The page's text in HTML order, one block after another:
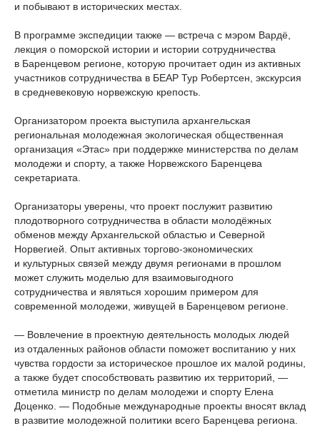
и побывают в исторических местах.
В программе экспедиции также — встреча с мэром Вардё,
лекция о поморской истории и истории сотрудничества
в Баренцевом регионе, которую прочитает один из активных
участников сотрудничества в БЕАР Тур Робертсен, экскурсия
в средневековую норвежскую крепость.
Организатором проекта выступила архангельская
региональная молодежная экологическая общественная
организация «Этас» при поддержке министерства по делам
молодежи и спорту, а также Норвежского Баренцева
секретариата.
Организаторы уверены, что проект послужит развитию
плодотворного сотрудничества в области молодёжных
обменов между Архангельской областью и Северной
Норвегией. Опыт активных торгово-экономических
и культурных связей между двумя регионами в прошлом
может служить моделью для взаимовыгодного
сотрудничества и являться хорошим примером для
современной молодежи, живущей в Баренцевом регионе.
— Вовлечение в проектную деятельность молодых людей
из отдаленных районов области поможет воспитанию у них
чувства гордости за историческое прошлое их малой родины,
а также будет способствовать развитию их территорий, —
отметила министр по делам молодежи и спорту Елена
Доценко. — Подобные международные проекты вносят вклад
в развитие молодежной политики всего Баренцева региона.